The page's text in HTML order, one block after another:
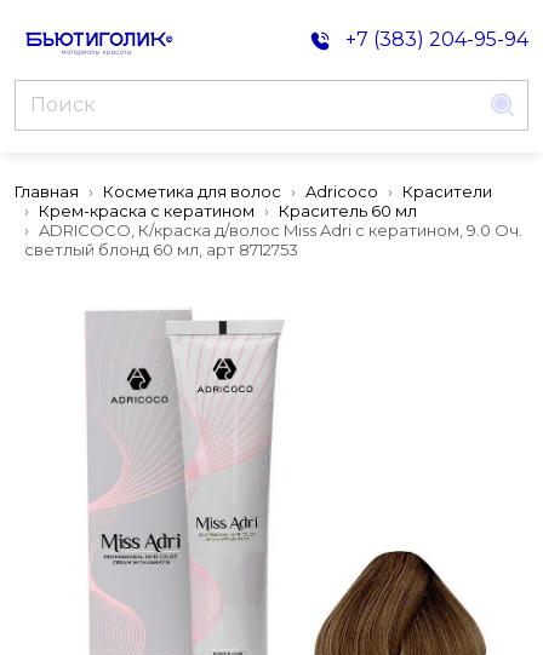
+7 (383) 204-95-94
Главная Косметика для волос Adricoco
Красители
Крем-краска с кератином
Краситель 60 мл
ADRICOCO, К/краска д/волос Miss Adri с кератином, 9.0 Оч.
светлый блонд 60 мл, арт 8712753